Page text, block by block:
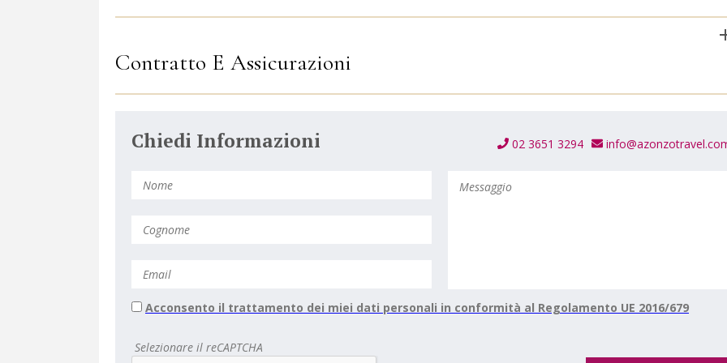
Contratto E Assicurazioni
Chiedi Informazioni 02 3651 3294
Acconsento il trattamento dei miei dati personali in conformità al Regolamento UE 2016/679
Selezionare il reCAPTCHA